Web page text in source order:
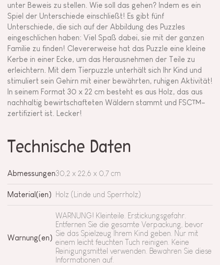
unter Beweis zu stellen. Wie soll das gehen? Indem es ein
Spiel der Unterschiede einschließt! Es gibt fünf
Unterschiede, die sich auf der Abbildung des Puzzles
eingeschlichen haben: Viel Spaß dabei, sie mit der ganzen
Familie zu finden! Clevererweise hat das Puzzle eine kleine
Kerbe in einer Ecke, um das Herausnehmen der Teile zu
erleichtern. Mit dem Tierpuzzle unterhält sich Ihr Kind und
stimuliert sein Gehirn mit einer bewährten, ruhigen Aktivität!
In seinem Format 30 x 22 cm besteht es aus Holz, das aus
nachhaltig bewirtschafteten Wäldern stammt und FSC™-
zertifiziert ist. Lecker!
Technische Daten
Abmessungen30,2 x 22,6 x 0,7 cm
Material(ien) Holz (Linde und Sperrholz)
Warnung(en)
WARNUNG! Kleinteile. Erstickungsgefahr.
Entfernen Sie die gesamte Verpackung, bevor
Sie das Spielzeug Ihrem Kind geben. Nur mit
einem leicht feuchten Tuch reinigen. Keine
Reinigungsmittel verwenden. Bewahren Sie diese
Informationen auf.